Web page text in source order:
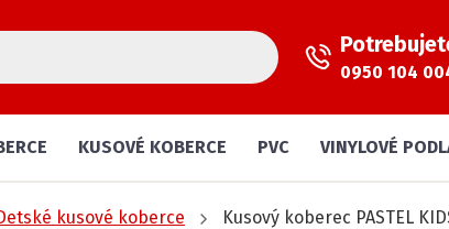
0950 104
KUSOVÉ KOBERCE PVC VINYLOVÉ
kusové koberce Kusový koberec PASTEL